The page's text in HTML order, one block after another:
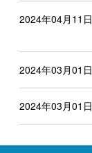
2024年04月11日
2024年03月01日
2024年03月01日